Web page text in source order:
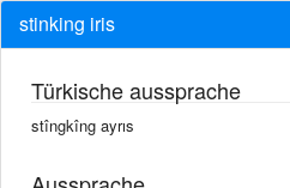
stinking iris
Türkische aussprache
stîngkîng ayrıs